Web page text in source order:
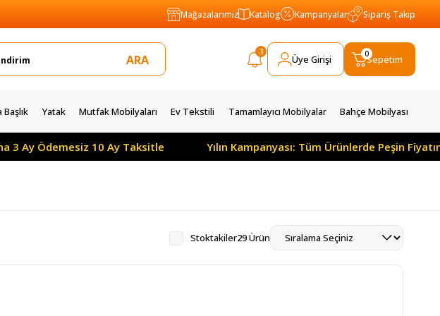
Mağazalarımız Katalog Kampanyalar Sipariş Takip
3
Üye Girişi Sepetim
0
Başlık Yatak Mutfak Mobilyaları Ev Tekstili Tamamlayıcı Mobilyalar Bahçe Mobilyası
10 Ay Taksitle Yılın Kampanyası: Tüm Ürünlerde Peşin Fiyatına 3 Ay
Stoktakiler29 Ürün